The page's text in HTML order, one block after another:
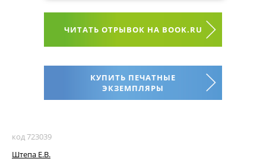
ЧИТАТЬ ОТРЫВОК НА BOOK.RU
КУПИТЬ ПЕЧАТНЫЕ
ЭКЗЕМПЛЯРЫ
код 723039
Штепа Е.В.